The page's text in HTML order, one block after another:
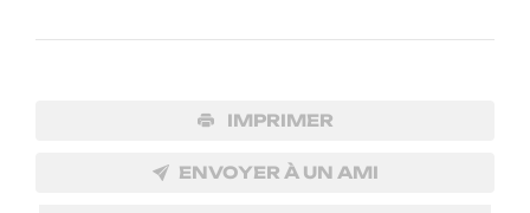
IMPRIMER
ENVOYER À UN AMI